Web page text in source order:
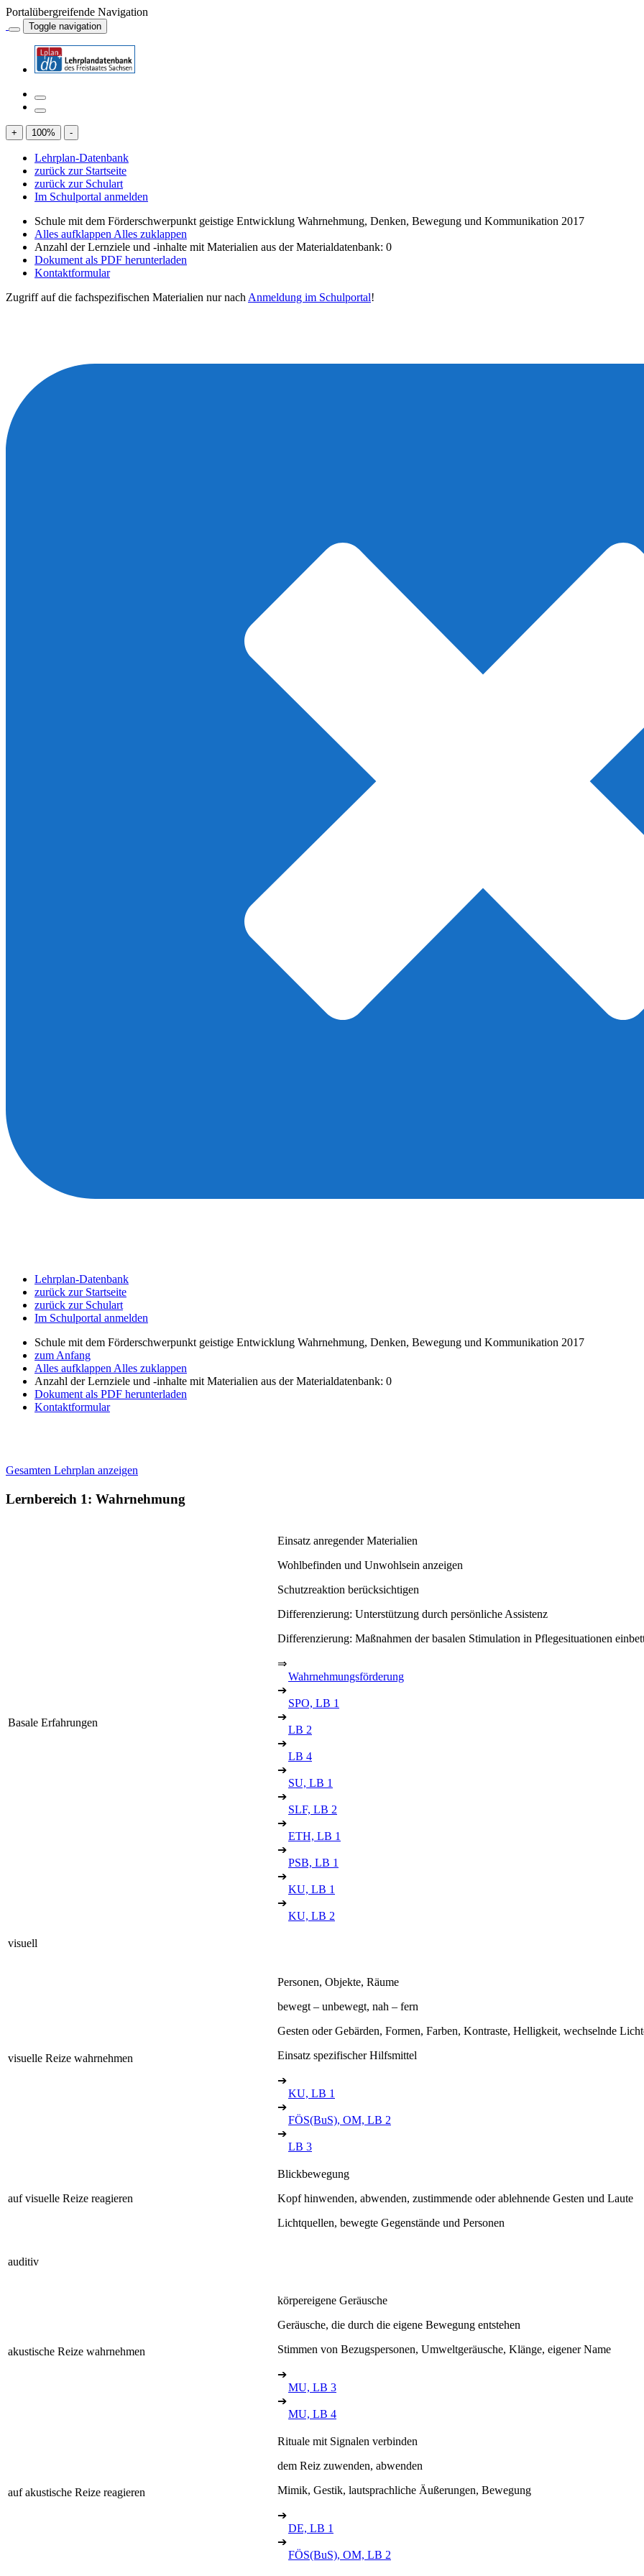
Portalübergreifende Navigation
Toggle navigation
+ 100% -
Lehrplan-Datenbank
zurück zur Startseite
zurück zur Schulart
Im Schulportal anmelden
Schule mit dem Förderschwerpunkt geistige Entwicklung Wahrnehmung, Denken, Bewegung und Kommunikation 2017
Alles aufklappen Alles zuklappen
Anzahl der Lernziele und -inhalte mit Materialien aus der Materialdatenbank: 0
Dokument als PDF herunterladen
Kontaktformular
Zugriff auf die fachspezifischen Materialien nur nach Anmeldung im Schulportal!
Lehrplan-Datenbank
zurück zur Startseite
zurück zur Schulart
Im Schulportal anmelden
Schule mit dem Förderschwerpunkt geistige Entwicklung Wahrnehmung, Denken, Bewegung und Kommunikation 2017
zum Anfang
Alles aufklappen Alles zuklappen
Anzahl der Lernziele und -inhalte mit Materialien aus der Materialdatenbank: 0
Dokument als PDF herunterladen
Kontaktformular
Gesamten Lehrplan anzeigen
Lernbereich 1: Wahrnehmung
Basale Erfahrungen
Einsatz anregender Materialien
Wohlbefinden und Unwohlsein anzeigen
Schutzreaktion berücksichtigen
Differenzierung: Unterstützung durch persönliche Assistenz
Differenzierung: Maßnahmen der basalen Stimulation in Pflegesituationen
⇒
Wahrnehmungsförderung
➔
SPO, LB 1
➔
LB 2
➔
LB 4
➔
SU, LB 1
➔
SLF, LB 2
➔
ETH, LB 1
➔
PSB, LB 1
➔
KU, LB 1
➔
KU, LB 2
visuell
visuelle Reize wahrnehmen
Personen, Objekte, Räume
bewegt – unbewegt, nah – fern
Gesten oder Gebärden, Formen, Farben, Kontraste, Helligkeit, wechselnde
Einsatz spezifischer Hilfsmittel
➔
KU, LB 1
➔
FÖS(BuS), OM, LB 2
➔
LB 3
auf visuelle Reize reagieren
Blickbewegung
Kopf hinwenden, abwenden, zustimmende oder ablehnende Gesten und Laute
Lichtquellen, bewegte Gegenstände und Personen
auditiv
akustische Reize wahrnehmen
körpereigene Geräusche
Geräusche, die durch die eigene Bewegung entstehen
Stimmen von Bezugspersonen, Umweltgeräusche, Klänge, eigener Name
➔
MU, LB 3
➔
MU, LB 4
auf akustische Reize reagieren
Rituale mit Signalen verbinden
dem Reiz zuwenden, abwenden
Mimik, Gestik, lautsprachliche Äußerungen, Bewegung
➔
DE, LB 1
➔
FÖS(BuS), OM, LB 2